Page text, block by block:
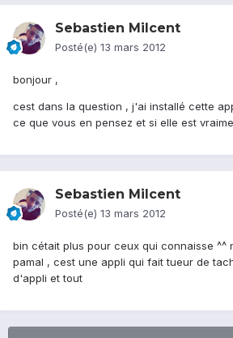
Sebastien Milcent
Posté(e) 13 mars 2012
bonjour ,
cest dans la question , j'ai installé cette
ce que vous en pensez et si elle est
Sebastien Milcent
Posté(e) 13 mars 2012
bin cétait plus pour ceux qui connaisse ^^
pamal , cest une appli qui fait tueur de
d'appli et tout